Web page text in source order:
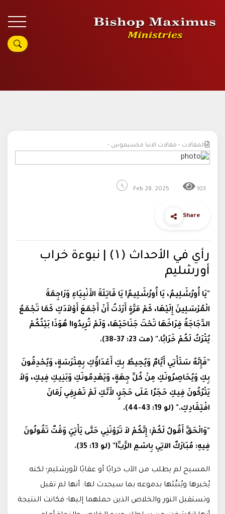
المقالات - مقالات الانبا مكسيموس -
Feb 28, 2025 103
Share
رأي في الأحداث (۱) | نبوءة خراب
أورشليم
"يَا أُورُشَلِيمُ، يَا أُورُشَلِيمُ! يَا قَاتِلَةَ الأَنْبِيَاءِ وَرَاجِمَةَ
الْمُرْسَلِينَ إِلَيْهَا، كَمْ مَرَّةٍ أَرَدْتُ أَنْ أَجْمَعَ أَوْلاَدَكِ كَمَا تَجْمَعُ
الدَّجَاجَةُ فِرَاخَهَا تَحْتَ جَنَاحَيْهَا، وَلَمْ تُرِيدُوا! هُوَذَا بَيْتُكُمْ
يُتْرَكُ لَكُمْ خَرَابًا." (مت 23: 37-38).
"فَإِنَّهُ سَتَأْتِي أَيَّامٌ وَيُحِيطُ بِكِ أَعْدَاؤُكِ بِمِتْرَسَةٍ، وَيُحْدِقُونَ
بِكِ وَيُحَاصِرُونَكِ مِنْ كُلِّ جِهَةٍ، وَيَهْدِمُونَكِ وَبَنِيكِ فِيكِ، وَلاَ
يَتْرُكُونَ فِيكِ حَجَرًا عَلَى حَجَرٍ، لأَنَّكِ لَمْ تَعْرِفِي زَمَانَ
افْتِقَادِكِ." (لو 19: 43-44).
"وَالْحَقَّ أَقُولُ لَكُمْ: إِنَّكُمْ لاَ تَرَوْنَنِي حَتَّى يَأْتِيَ وَقْتٌ تَقُولُونَ
فِيهِ: مُبَارَكٌ الآتِي بِاسْمِ الرَّبِّ!" (لو 13: 35).
المسيح لم يطلب من الآب خرابًا أو عقابًا لأورشليم؛ لكنه
يُخبرها ويُنبِّئها بدموعه بما سيحدث لها: أنها لم تقبل
وتستقبل النور والخلاص الذين حملهما إليها؛ فكانت النتيجة